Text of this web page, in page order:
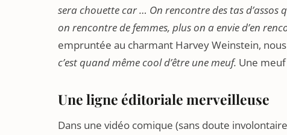
sera chouette car … On rencontre des tas
on rencontre de femmes, plus on a envie d’en
empruntée au charmant Harvey Weinstein,
c’est quandmême cool d’être une meuf. Une meuf
Une ligne éditoriale merveilleuse
Dans une vidéo comique (sans doute